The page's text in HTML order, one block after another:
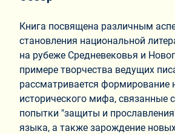
Книга посвящена различным
становления национальной
на рубеже Средневековья и
примере творчества ведущих
рассматривается формирование
исторического мифа, связанные
попытки "защиты и
языка, а также зарождение